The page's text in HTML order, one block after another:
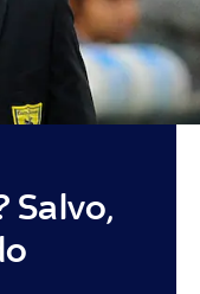
Salvo,